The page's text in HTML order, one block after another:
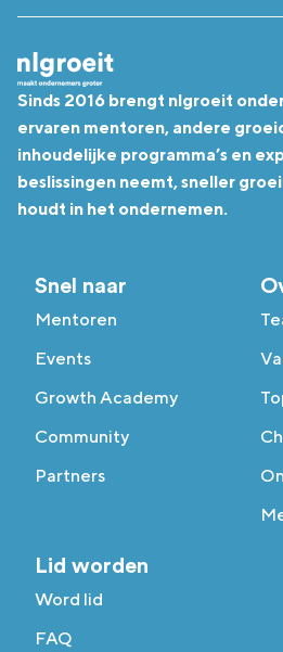
Sinds 2016 brengt nlgroeit
ervaren mentoren, andere
inhoudelijke programma’s en
beslissingen neemt, sneller
houdt in het ondernemen.
Snel naar
Mentoren
Events
Growth Academy
Community
Partners
Lid worden
Word lid
FAQ